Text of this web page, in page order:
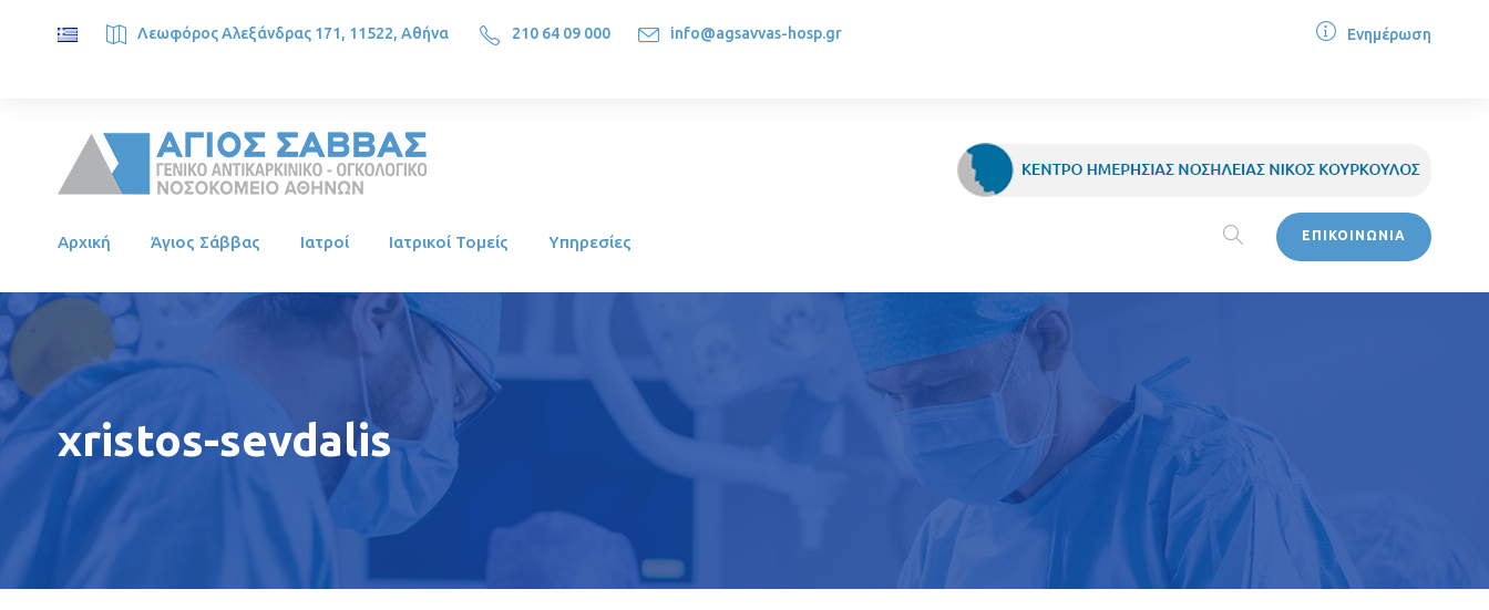
Λεωφόρος Αλεξάνδρας 171, 11522, Αθήνα 210 64 09 000 info@agsavvas-hosp.gr Ενημέρωση
Αρχική Άγιος Σάββας Ιατροί Ιατρικοί Τομείς Υπηρεσίες ΕΠΙΚΟΙΝΩΝΙΑ
xristos-sevdalis